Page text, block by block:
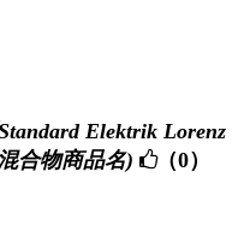
Elektrik Lorenz
合物商品名)
（0）